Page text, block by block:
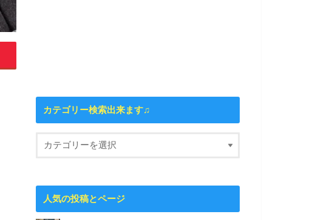
カテゴリー検索出来ます♫
人気の投稿とページ